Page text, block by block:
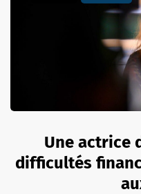
Une actrice
difficultés